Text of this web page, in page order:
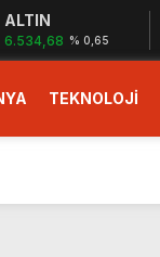
ALTIN
6.534,68 % 0,65
TEKNOLOJİ